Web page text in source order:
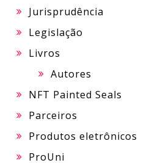
Jurisprudência
Legislação
Livros
Autores
NFT Painted Seals
Parceiros
Produtos eletrônicos
ProUni